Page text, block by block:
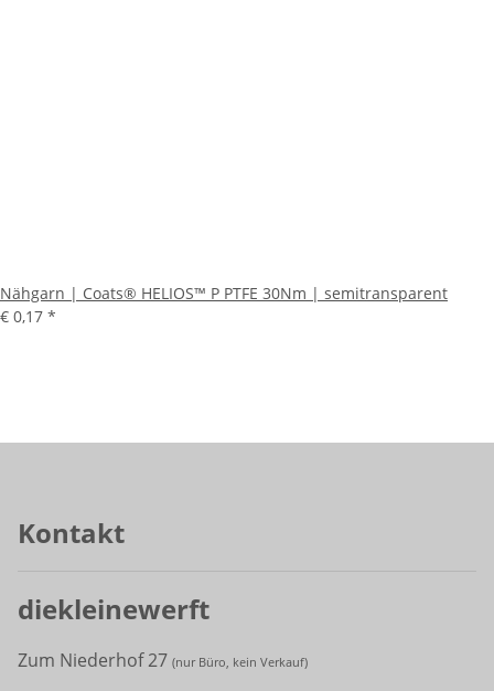
Nähgarn | Coats® HELIOS™ P PTFE 30Nm | semitransparent
€ 0,17 *
Kontakt
diekleinewerft
Zum Niederhof 27 (nur Büro, kein Verkauf)